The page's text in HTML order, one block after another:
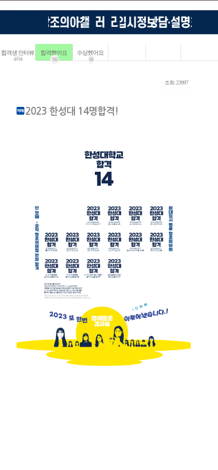
합격생 인터뷰
4114
합격했어요
183
수상했어요
68
ㆍ조회: 23997
2023 한성대 14명합격!